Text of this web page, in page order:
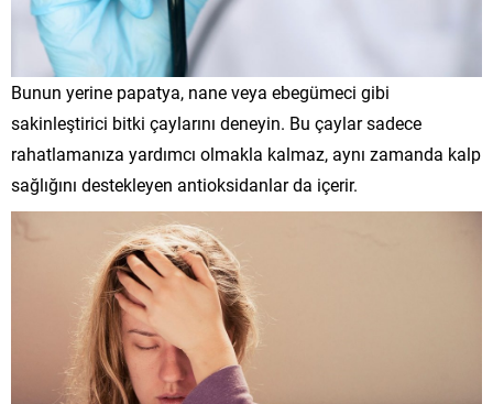
Bunun yerine papatya, nane veya ebegümeci gibi
sakinleştirici bitki çaylarını deneyin. Bu çaylar sadece
rahatlamanıza yardımcı olmakla kalmaz, aynı zamanda kalp
sağlığını destekleyen antioksidanlar da içerir.